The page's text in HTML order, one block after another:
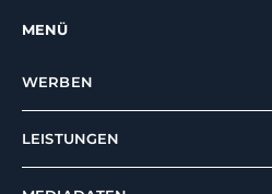
MENÜ
WERBEN
LEISTUNGEN